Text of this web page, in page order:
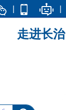
走进长治